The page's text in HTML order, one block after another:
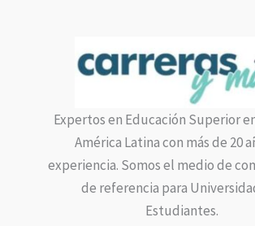
Expertos en Educación Superior
América Latina con más de 20
experiencia. Somos el medio de
de referencia para
Estudiantes.